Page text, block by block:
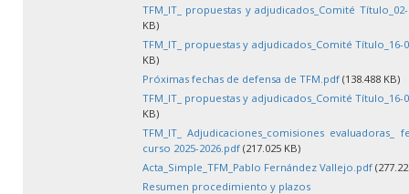
TFM_IT_ propuestas y adjudicados_Comité Título_02-
KB)
TFM_IT_ propuestas y adjudicados_Comité Título_16-
KB)
Próximas fechas de defensa de TFM.pdf (138.488 KB)
TFM_IT_ propuestas y adjudicados_Comité Título_16-
KB)
TFM_IT_ Adjudicaciones_comisiones evaluadoras_
curso 2025-2026.pdf (217.025 KB)
Acta_Simple_TFM_Pablo Fernández Vallejo.pdf
Resumen procedimiento y plazos